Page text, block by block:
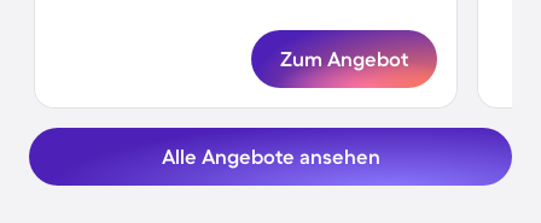
Zum Angebot
Alle Angebote ansehen